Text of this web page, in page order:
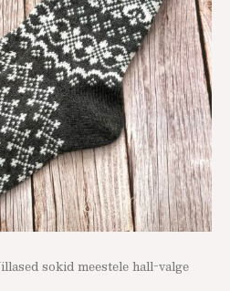
sokid meestele hall-valge